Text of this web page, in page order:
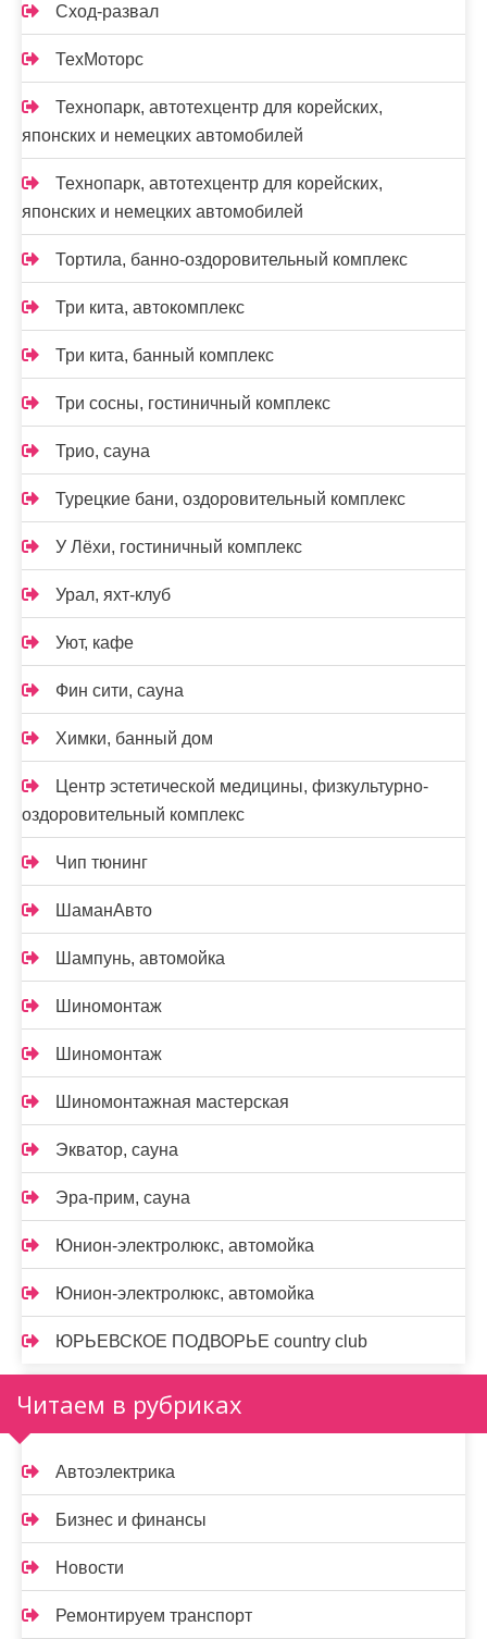
Сход-развал
ТехМоторс
Технопарк, автотехцентр для корейских,
японских и немецких автомобилей
Технопарк, автотехцентр для корейских,
японских и немецких автомобилей
Тортила, банно-оздоровительный комплекс
Три кита, автокомплекс
Три кита, банный комплекс
Три сосны, гостиничный комплекс
Трио, сауна
Турецкие бани, оздоровительный комплекс
У Лёхи, гостиничный комплекс
Урал, яхт-клуб
Уют, кафе
Фин сити, сауна
Химки, банный дом
Центр эстетической медицины, физкультурно-
оздоровительный комплекс
Чип тюнинг
ШаманАвто
Шампунь, автомойка
Шиномонтаж
Шиномонтаж
Шиномонтажная мастерская
Экватор, сауна
Эра-прим, сауна
Юнион-электролюкс, автомойка
Юнион-электролюкс, автомойка
ЮРЬЕВСКОЕ ПОДВОРЬЕ country club
Читаем в рубриках
Автоэлектрика
Бизнес и финансы
Новости
Ремонтируем транспорт